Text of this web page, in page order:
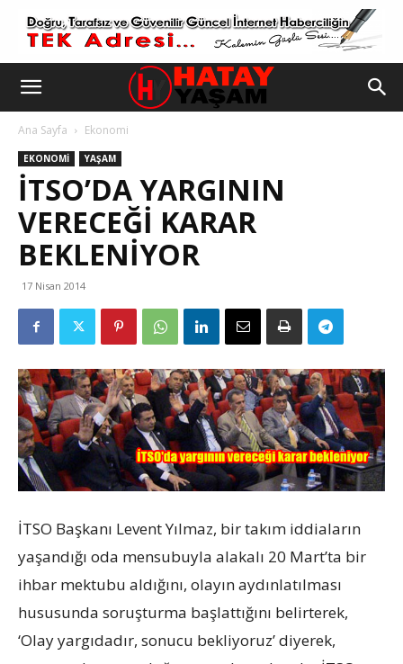
Ana Sayfa Ekonomi
EKONOMI YAŞAM
İTSO’DA YARGININ
VERECEĞI KARAR
BEKLENIYOR
17 Nisan 2014
İTSO Başkanı Levent Yılmaz, bir takım iddiaların
yaşandığı oda mensubuyla alakalı 20 Mart’ta bir
ihbar mektubu aldığını, olayın aydınlatılması
hususunda soruşturma başlattığını belirterek,
‘Olay yargıdadır, sonucu bekliyoruz’ diyerek,